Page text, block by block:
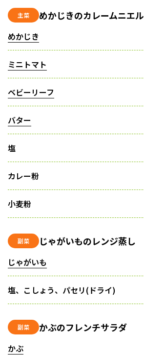
主菜 めかじきのカレームニエル
めかじき
ミニトマト
ベビーリーフ
バター
塩
カレー粉
小麦粉
副菜 じゃがいものレンジ蒸し
じゃがいも
塩、こしょう、パセリ(ドライ)
副菜 かぶのフレンチサラダ
かぶ